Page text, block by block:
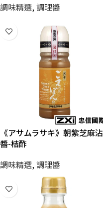
調味精選,調理醬
《アサムラサキ》朝紫芝麻沾
醬-桔酢
調味精選,調理醬